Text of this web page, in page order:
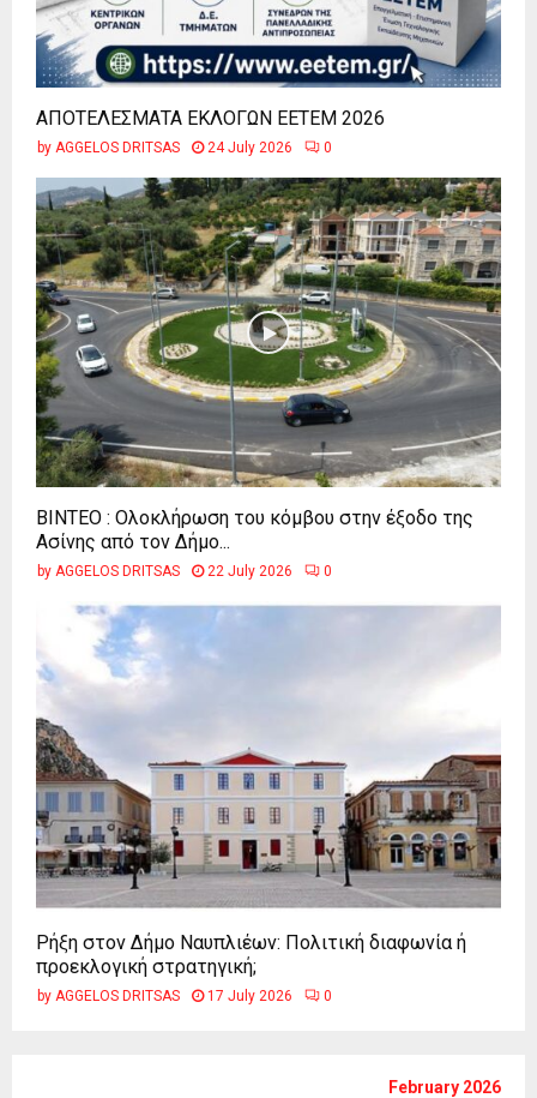
ΑΠΟΤΕΛΕΣΜΑΤΑ ΕΚΛΟΓΩΝ ΕΕΤΕΜ 2026
by AGGELOS DRITSAS 24 July 2026 0
ΒΙΝΤΕΟ : Ολοκλήρωση του κόμβου στην έξοδο της
Ασίνης από τον Δήμο...
by AGGELOS DRITSAS 22 July 2026 0
Ρήξη στον Δήμο Ναυπλιέων: Πολιτική διαφωνία ή
προεκλογική στρατηγική;
by AGGELOS DRITSAS 17 July 2026 0
February 2026